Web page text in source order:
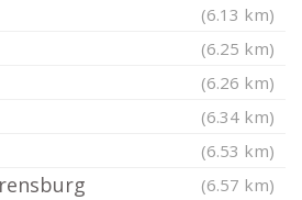
(6.13 km)
(6.25 km)
(6.26 km)
(6.34 km)
(6.53 km)
(6.57 km)